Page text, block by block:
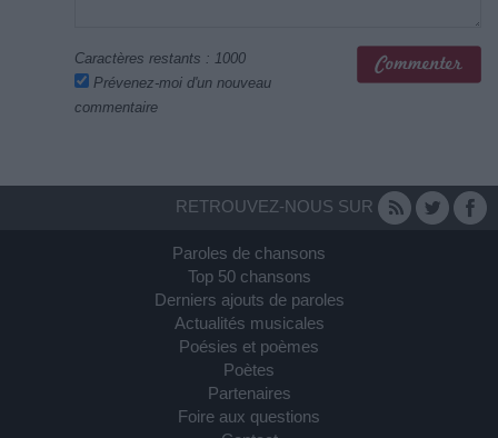
Caractères restants : 1000
Prévenez-moi d'un nouveau
commentaire
RETROUVEZ-NOUS SUR
Paroles de chansons
Top 50 chansons
Derniers ajouts de paroles
Actualités musicales
Poésies et poèmes
Poètes
Partenaires
Foire aux questions